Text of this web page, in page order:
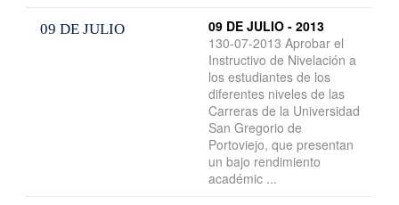
09 DE JULIO
09 DE JULIO - 2013
130-07-2013 Aprobar el
Instructivo de Nivelación a
los estudiantes de los
diferentes niveles de las
Carreras de la Universidad
San Gregorio de
Portoviejo, que presentan
un bajo rendimiento
académic ...